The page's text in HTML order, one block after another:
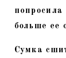
попросила
больше ее
Сумка